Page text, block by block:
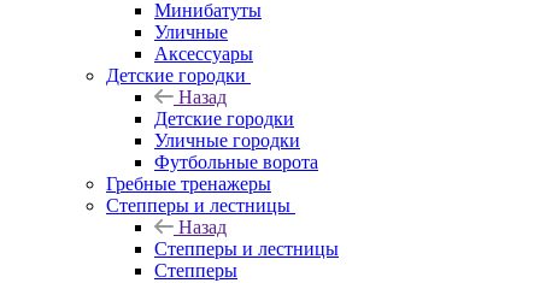
Минибатуты
Уличные
Аксессуары
Детские городки
Назад
Детские городки
Уличные городки
Футбольные ворота
Гребные тренажеры
Степперы и лестницы
Назад
Степперы и лестницы
Степперы